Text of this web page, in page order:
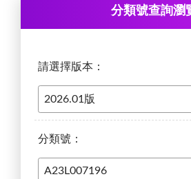
分類號查詢瀏
請選擇版本：
分類號：